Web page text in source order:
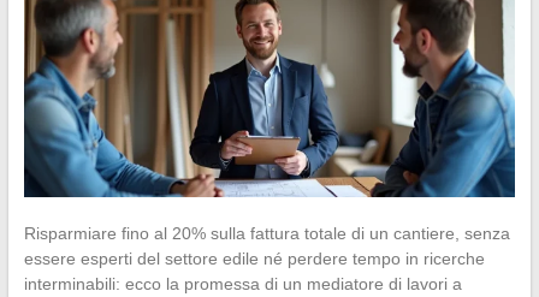
Risparmiare fino al 20% sulla fattura totale di un cantiere, senza
essere esperti del settore edile né perdere tempo in ricerche
interminabili: ecco la promessa di un mediatore di lavori a